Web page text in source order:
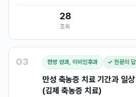
28
조회
03 한방 안과, 이비인후과 ✓ 전문의
만성 축농증 치료 기간과 일
(김제 축농증 치료)